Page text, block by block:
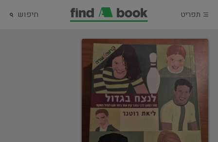
תפריט חיפוש